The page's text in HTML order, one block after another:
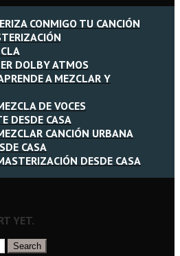
CONMIGO TU CANCIÓN
DOLBY ATMOS
A MEZCLAR Y
DE VOCES
DESDE CASA
CANCIÓN URBANA
CASA
DESDE CASA
YET.